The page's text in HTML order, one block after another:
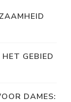
GEBIED
DAMES: